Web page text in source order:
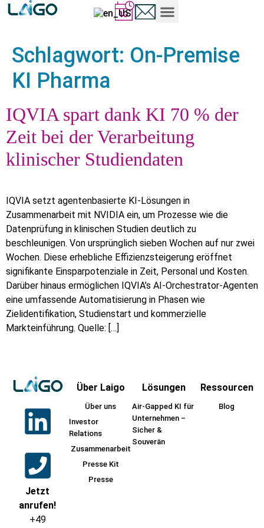
Schlagwort: On-Premise
KI Pharma
IQVIA spart dank KI 70 % der
Zeit bei der Verarbeitung
klinischer Studiendaten
IQVIA setzt agentenbasierte KI-Lösungen in
Zusammenarbeit mit NVIDIA ein, um Prozesse wie die
Datenprüfung in klinischen Studien deutlich zu
beschleunigen. Von ursprünglich sieben Wochen auf nur zwei
Wochen. Diese erhebliche Effizienzsteigerung eröffnet
signifikante Einsparpotenziale in Zeit, Personal und Kosten.
Darüber hinaus ermöglichen IQVIA’s AI-Orchestrator-Agenten
eine umfassende Automatisierung in Phasen wie
Zielidentifikation, Studienstart und kommerzielle
Markteinführung. Quelle: […]
Jetzt
anrufen!
+49
Über Laigo
Über uns
Investor
Relations
Zusammenarbeit
Presse Kit
Presse
Lösungen
Air-Gapped KI für
Unternehmen –
Sicher &
Souverän
Ressourcen
Blog